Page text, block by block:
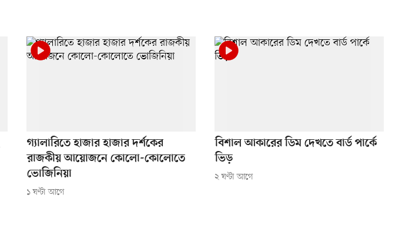
গ্যালারিতে হাজার হাজার দর্শকের
রাজকীয় আয়োজনে কোলো-কোলোতে
ভোজিনিয়া
১ ঘণ্টা আগে
বিশাল আকারের ডিম দেখতে বার্ড পার্কে
ভিড়
২ ঘণ্টা আগে